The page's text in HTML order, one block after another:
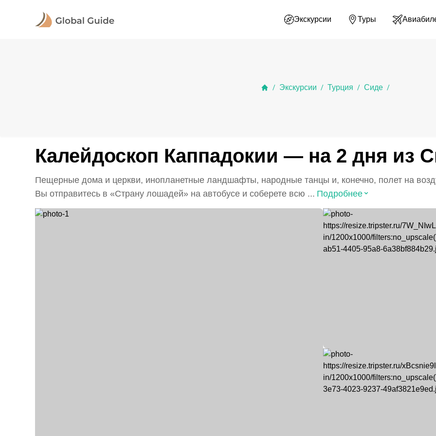
Экскурсии Туры
/ Экскурсии / Турция / Сиде /
Калейдоскоп Каппадокии — на 2 дня из
Пещерные дома и церкви, инопланетные ландшафты, народные танцы и, конечно, полет на
Вы отправитесь в «Страну лошадей» на автобусе и соберете всю ... Подробнее⌃